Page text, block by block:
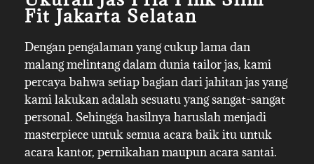
Fit Jakarta Selatan
Dengan pengalaman yang cukup lama dan
malang melintang dalam dunia tailor jas, kami
percaya bahwa setiap bagian dari jahitan jas yang
kami lakukan adalah sesuatu yang sangat-sangat
personal. Sehingga hasilnya haruslah menjadi
masterpiece untuk semua acara baik itu untuk
acara kantor, pernikahan maupun acara santai.